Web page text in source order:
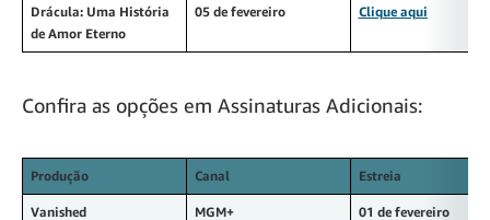
Drácula: Uma História
de Amor Eterno
05 de fevereiro Clique aqui
Confira as opções em Assinaturas Adicionais:
Produção Canal Estreia
Vanished MGM+ 01 de fevereiro